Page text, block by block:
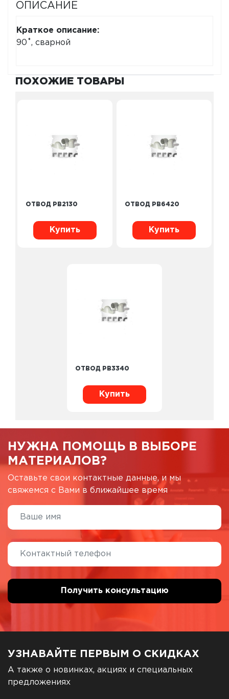
ОПИСАНИЕ
Краткое описание:
90˚, сварной
ПОХОЖИЕ ТОВАРЫ
ОТВОД PB2130
Купить
ОТВОД PB6420
Купить
ОТВОД PB3340
Купить
НУЖНА ПОМОЩЬ В ВЫБОРЕ
МАТЕРИАЛОВ?
Оставьте свои контактные данные, и мы
свяжемся с Вами в ближайшее время
УЗНАВАЙТЕ ПЕРВЫМ О СКИДКАХ
А также о новинках, акциях и специальных
предложениях